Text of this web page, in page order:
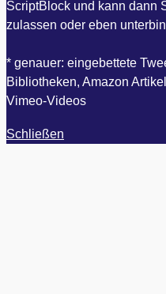
ScriptBlock und kann dann
zulassen oder eben
* genauer: eingebettete
Bibliotheken, Amazon
Vimeo-Videos
Schließen